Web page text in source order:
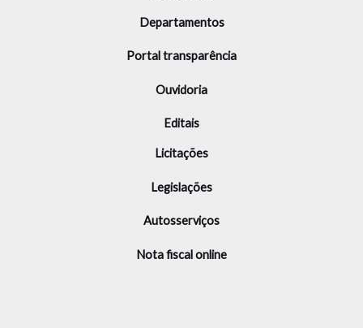
Departamentos
Portal transparência
Ouvidoria
Editais
Licitações
Legislações
Autosserviços
Nota fiscal online